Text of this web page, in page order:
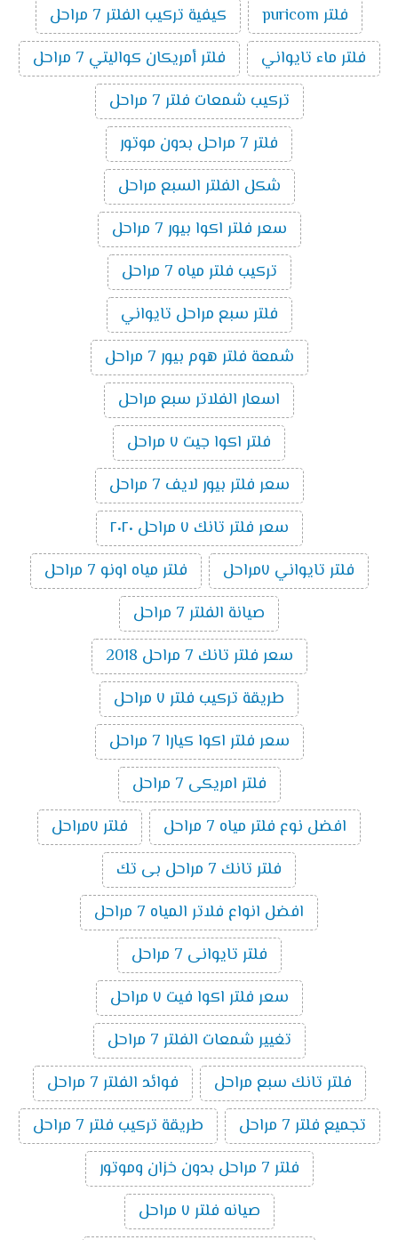
فلتر puricom
كيفية تركيب الفلتر 7 مراحل
فلتر ماء تايواني
فلتر أمريكان كواليتي 7 مراحل
تركيب شمعات فلتر 7 مراحل
فلتر 7 مراحل بدون موتور
شكل الفلتر السبع مراحل
سعر فلتر اكوا بيور 7 مراحل
تركيب فلتر مياه 7 مراحل
فلتر سبع مراحل تايواني
شمعة فلتر هوم بيور 7 مراحل
اسعار الفلاتر سبع مراحل
فلتر اكوا جيت ٧ مراحل
سعر فلتر بيور لايف 7 مراحل
سعر فلتر تانك ٧ مراحل ٢٠٢٠
فلتر تايواني ٧مراحل
فلتر مياه اونو 7 مراحل
صيانة الفلتر 7 مراحل
سعر فلتر تانك 7 مراحل 2018
طريقة تركيب فلتر ٧ مراحل
سعر فلتر اكوا كيارا 7 مراحل
فلتر امريكى 7 مراحل
افضل نوع فلتر مياه 7 مراحل
فلتر ٧مراحل
فلتر تانك 7 مراحل بى تك
افضل انواع فلاتر المياه 7 مراحل
فلتر تايوانى 7 مراحل
سعر فلتر اكوا فيت ٧ مراحل
تغيير شمعات الفلتر 7 مراحل
فلتر تانك سبع مراحل
فوائد الفلتر 7 مراحل
تجميع فلتر 7 مراحل
طريقة تركيب فلتر 7 مراحل
فلتر 7 مراحل بدون خزان وموتور
صيانه فلتر ٧ مراحل